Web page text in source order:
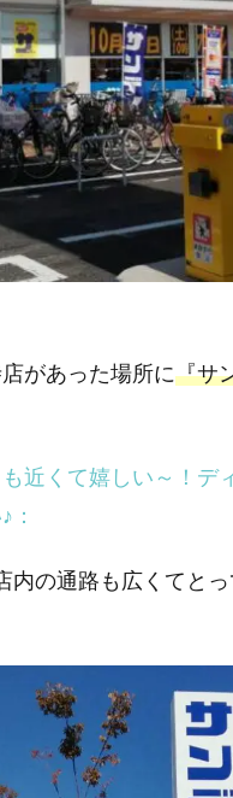
があった場所に『サ
近くて嬉しい～！デ
の通路も広くてと